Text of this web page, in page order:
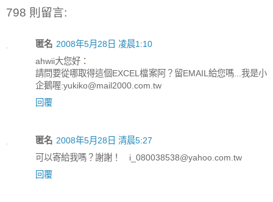
798 則留言:
匿名 2008年5月28日 凌晨1:10
ahwii大您好：
請問要從哪取得這個EXCEL檔案阿？留EMAIL給您嗎...我是小
企鵝喔:yukiko@mail2000.com.tw
回覆
匿名 2008年5月28日 清晨5:27
可以寄給我嗎？謝謝！ i_080038538@yahoo.com.tw
回覆